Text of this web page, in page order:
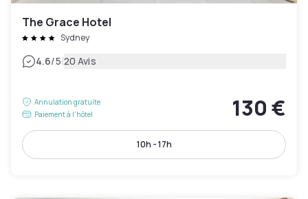
The Grace Hotel
Sydney
4.6/5|20 Avis
Annulation gratuite
Paiement à l'hôtel
130 €
10h - 17h